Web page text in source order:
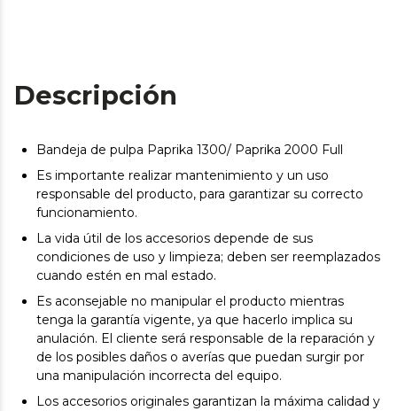
Descripción
Bandeja de pulpa Paprika 1300/ Paprika 2000 Full
Es importante realizar mantenimiento y un uso
responsable del producto, para garantizar su correcto
funcionamiento.
La vida útil de los accesorios depende de sus
condiciones de uso y limpieza; deben ser reemplazados
cuando estén en mal estado.
Es aconsejable no manipular el producto mientras
tenga la garantía vigente, ya que hacerlo implica su
anulación. El cliente será responsable de la reparación y
de los posibles daños o averías que puedan surgir por
una manipulación incorrecta del equipo.
Los accesorios originales garantizan la máxima calidad y